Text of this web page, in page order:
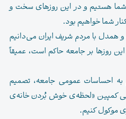
کنار شما هستیم و در این روزهای سخت و
شما خواهیم بود.
و همدل با مردم شریف ایران می‌دانیم
روزها بر جامعه حاکم است، عمیقاً
به احساسات عمومی جامعه، تصمیم
کمپین «لحظه‌ی خوش بُردن خانه‌ی